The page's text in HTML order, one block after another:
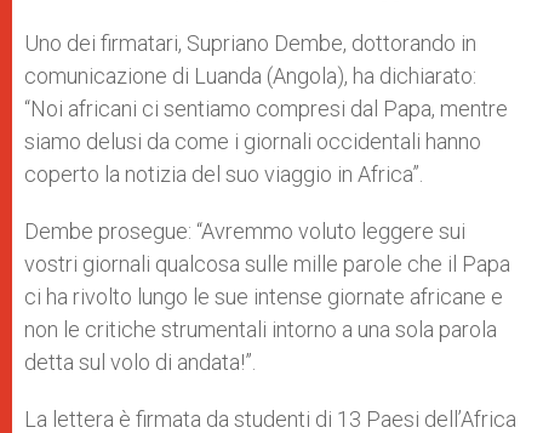
Uno dei firmatari, Supriano Dembe, dottorando in
comunicazione di Luanda (Angola), ha dichiarato:
“Noi africani ci sentiamo compresi dal Papa, mentre
siamo delusi da come i giornali occidentali hanno
coperto la notizia del suo viaggio in Africa”.
Dembe prosegue: “Avremmo voluto leggere sui
vostri giornali qualcosa sulle mille parole che il Papa
ci ha rivolto lungo le sue intense giornate africane e
non le critiche strumentali intorno a una sola parola
detta sul volo di andata!”.
La lettera è firmata da studenti di 13 Paesi dell’Africa